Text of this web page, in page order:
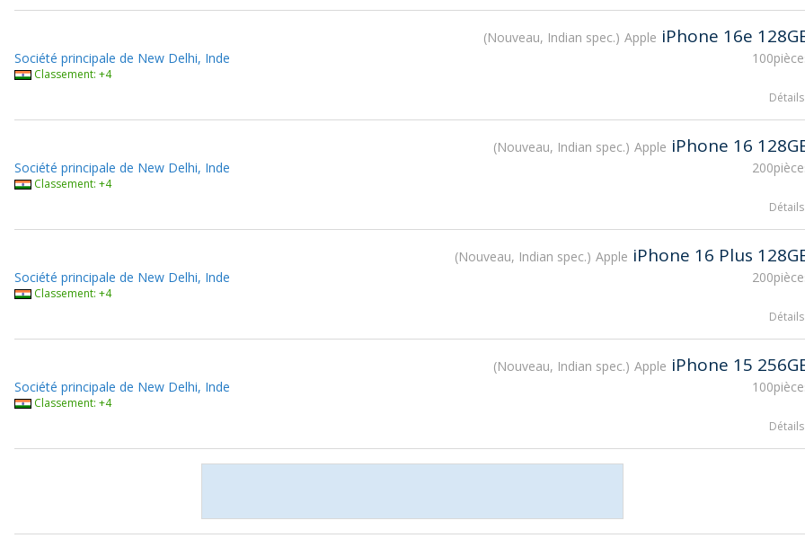
Nouveau, Indian spec. Apple iPhone 16e
Société principale de New Delhi, Inde
Classement: +4
Détails
Nouveau, Indian spec. Apple iPhone 16
Société principale de New Delhi, Inde
Classement: +4
Détails
Nouveau, Indian spec. Apple iPhone 16 Plus
Société principale de New Delhi, Inde
Classement: +4
Détails
Nouveau, Indian spec. Apple iPhone 15
Société principale de New Delhi, Inde
Classement: +4
Détails